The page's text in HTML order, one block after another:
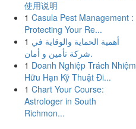
使用说明
1 Casula Pest Management :
Protecting Your Re...
1 أهمية الحماية والوقاية في
شركة تأمين و أمان.
1 Doanh Nghiệp Trách Nhiệm
Hữu Hạn Kỹ Thuật Đi...
1 Chart Your Course:
Astrologer in South
Richmon...